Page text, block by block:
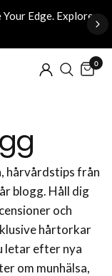
Edge. Explore
0
hårvårdstips från
blogg. Håll dig
och
hårtorkar
letar efter nya
om munhälsa,